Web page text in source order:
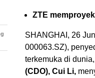
ZTE
SHANGHAI, 26
000063.SZ),
terkemuka di
(CDO), Cui Li,